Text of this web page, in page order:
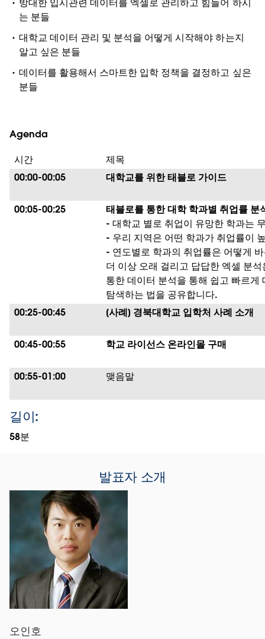
방대한 입시관련 데이터를 엑셀로 관리하고 힘들어 하시
는 분들
대학교 데이터 관리 및 분석을 어떻게 시작해야 하는지
알고 싶은 분들
데이터를 활용해서 스마트한 입학 정책을 결정하고 싶은
분들
Agenda
시간
제목
00:00-00:05
대학교를 위한 태블로 가이드
00:05-00:25
태블로를 통한 대학 학과별 취업률 분
- 대학교 별로 취업이 유망한 학과는
- 우리 지역은 어떤 학과가 취업률이
- 연도별로 학과의 취업률은 어떻게
더 이상 오래 걸리고 답답한 엑셀 분
통한 데이터 분석을 통해 쉽고 빠르게
탐색하는 법을 공유합니다.
00:25-00:45
[사례] 경북대학교 입학처 사례 소개
00:45-00:55 학교 라이선스 온라인몰 구매
00:55-01:00 맺음말
길이:
58분
발표자 소개
오인호